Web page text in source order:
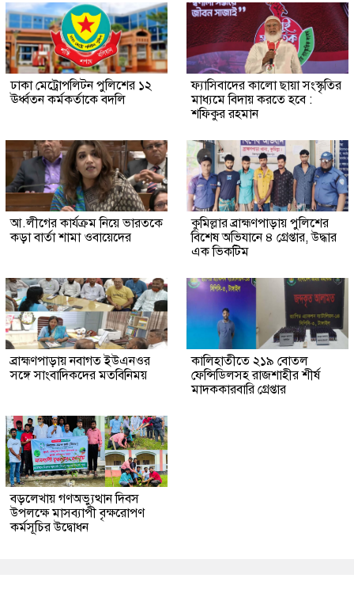
ঢাকা মেট্রোপলিটন পুলিশের ১২
ঊর্ধ্বতন কর্মকর্তাকে বদলি
ফ্যাসিবাদের কালো ছায়া সংস্কৃতির
মাধ্যমে বিদায় করতে হবে :
শফিকুর রহমান
আ.লীগের কার্যক্রম নিয়ে ভারতকে
কড়া বার্তা শামা ওবায়েদের
কুমিল্লার ব্রাহ্মণপাড়ায় পুলিশের
বিশেষ অভিযানে ৪ গ্রেপ্তার, উদ্ধার
এক ভিকটিম
ব্রাহ্মণপাড়ায় নবাগত ইউএনওর
সঙ্গে সাংবাদিকদের মতবিনিময়
কালিহাতীতে ২১৯ বোতল
ফেন্সিডিলসহ রাজশাহীর শীর্ষ
মাদককারবারি গ্রেপ্তার
বড়লেখায় গণঅভ্যুত্থান দিবস
উপলক্ষে মাসব্যাপী বৃক্ষরোপণ
কর্মসূচির উদ্বোধন